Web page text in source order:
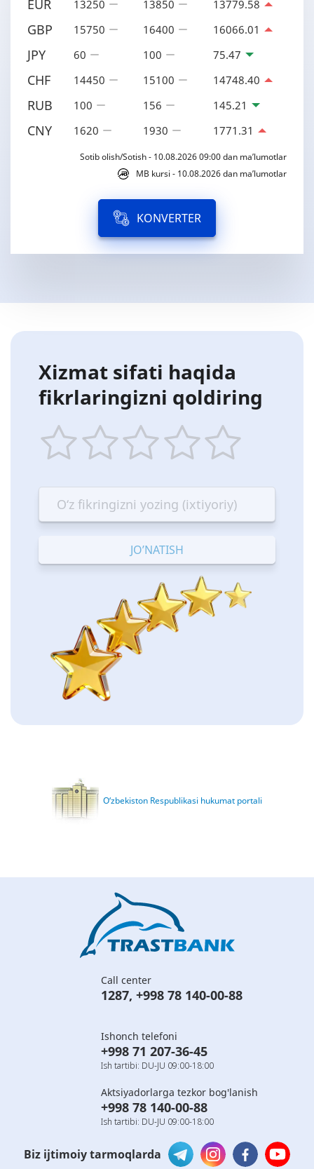
EUR 13250 13850 13779.58
GBP 15750 16400 16066.01
JPY 60 100 75.47
CHF 14450 15100 14748.40
RUB 100 156 145.21
CNY 1620 1930 1771.31
Sotib olish/Sotish - 10.08.2026 09:00 dan ma’lumotlar
MB kursi - 10.08.2026 dan ma’lumotlar
KONVERTER
Xizmat sifati haqida
fikrlaringizni qoldiring
star
Terrible
stars
—
Bad
stars
—
OK
stars
—
Good
stars
—
Excellent
O‘zbekiston Respublikasi hukumat portali
Call center
1287, +998 78 140-00-88
Ishonch telefoni
+998 71 207-36-45
Ish tartibi: DU-JU 09:00-18:00
Aktsiyadorlarga tezkor bog'lanish
+998 78 140-00-88
Ish tartibi: DU-JU 09:00-18:00
Biz ijtimoiy tarmoqlarda